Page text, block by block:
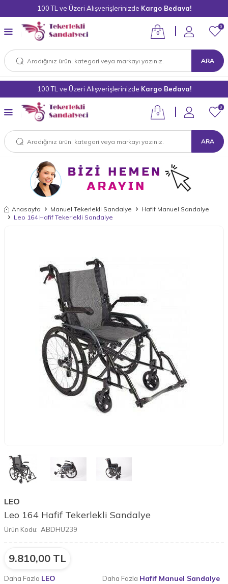
100 TL ve Üzeri Alışverişlerinizde Kargo Bedava!
ARA
0
0
100 TL ve Üzeri Alışverişlerinizde Kargo Bedava!
ARA
0
0
Anasayfa Manuel Tekerlekli Sandalye
Hafif Manuel Sandalye
Leo 164 Hafif Tekerlekli Sandalye
LEO
Leo 164 Hafif Tekerlekli Sandalye
Ürün Kodu: ABDHU239
9.810,00 TL
Daha Fazla LEO Daha Fazla Hafif Manuel Sandalye